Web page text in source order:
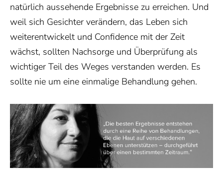
natürlich aussehende Ergebnisse zu erreichen. Und
weil sich Gesichter verändern, das Leben sich
weiterentwickelt und Confidence mit der Zeit
wächst, sollten Nachsorge und Überprüfung als
wichtiger Teil des Weges verstanden werden. Es
sollte nie um eine einmalige Behandlung gehen.